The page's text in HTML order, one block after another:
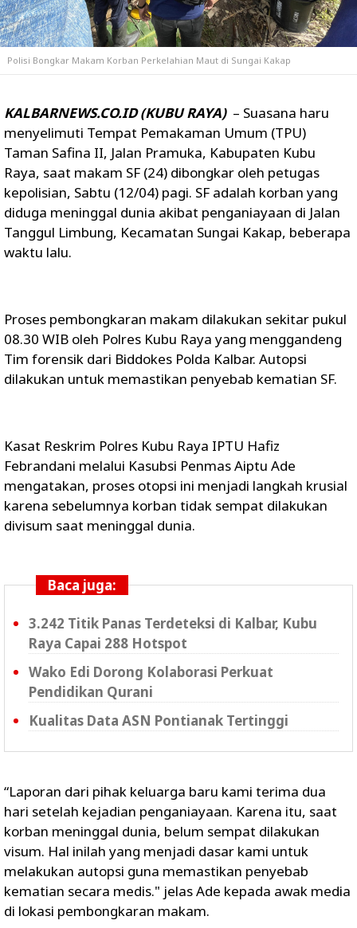
Polisi Bongkar Makam Korban Perkelahian Maut di Sungai Kakap
KALBARNEWS.CO.ID (KUBU RAYA) – Suasana haru
menyelimuti Tempat Pemakaman Umum (TPU)
Taman Safina II, Jalan Pramuka, Kabupaten Kubu
Raya, saat makam SF (24) dibongkar oleh petugas
kepolisian, Sabtu (12/04) pagi. SF adalah korban yang
diduga meninggal dunia akibat penganiayaan di Jalan
Tanggul Limbung, Kecamatan Sungai Kakap, beberapa
waktu lalu.
Proses pembongkaran makam dilakukan sekitar pukul
08.30 WIB oleh Polres Kubu Raya yang menggandeng
Tim forensik dari Biddokes Polda Kalbar. Autopsi
dilakukan untuk memastikan penyebab kematian SF.
Kasat Reskrim Polres Kubu Raya IPTU Hafiz
Febrandani melalui Kasubsi Penmas Aiptu Ade
mengatakan, proses otopsi ini menjadi langkah krusial
karena sebelumnya korban tidak sempat dilakukan
divisum saat meninggal dunia.
Baca juga:
3.242 Titik Panas Terdeteksi di Kalbar, Kubu
Raya Capai 288 Hotspot
Wako Edi Dorong Kolaborasi Perkuat
Pendidikan Qurani
Kualitas Data ASN Pontianak Tertinggi
“Laporan dari pihak keluarga baru kami terima dua
hari setelah kejadian penganiayaan. Karena itu, saat
korban meninggal dunia, belum sempat dilakukan
visum. Hal inilah yang menjadi dasar kami untuk
melakukan autopsi guna memastikan penyebab
kematian secara medis." jelas Ade kepada awak media
di lokasi pembongkaran makam.